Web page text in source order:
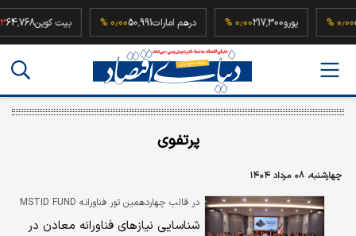
۰٫۰۰ % یورو217,300۰٫۰۰ % درهم امارات50,991۰٫۰۰ % بیت کوین
پرتفوی
چهارشنبه، ۰۸ مرداد ۱۴۰۴
در قالب چهاردهمین تور فناورانه MSTID FUND
صورت گرفت
شناسایی نیازهای فناورانه معادن در